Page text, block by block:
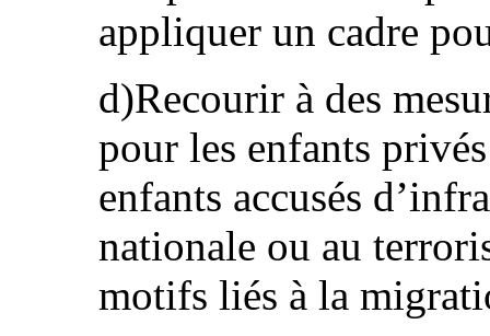
appliquer un cadre
d)Recourir à des
pour les enfants
enfants accusés
nationale ou au
motifs liés à la